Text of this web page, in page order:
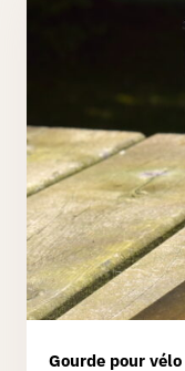
Partenaires
Connexion
Gourde pour vélo